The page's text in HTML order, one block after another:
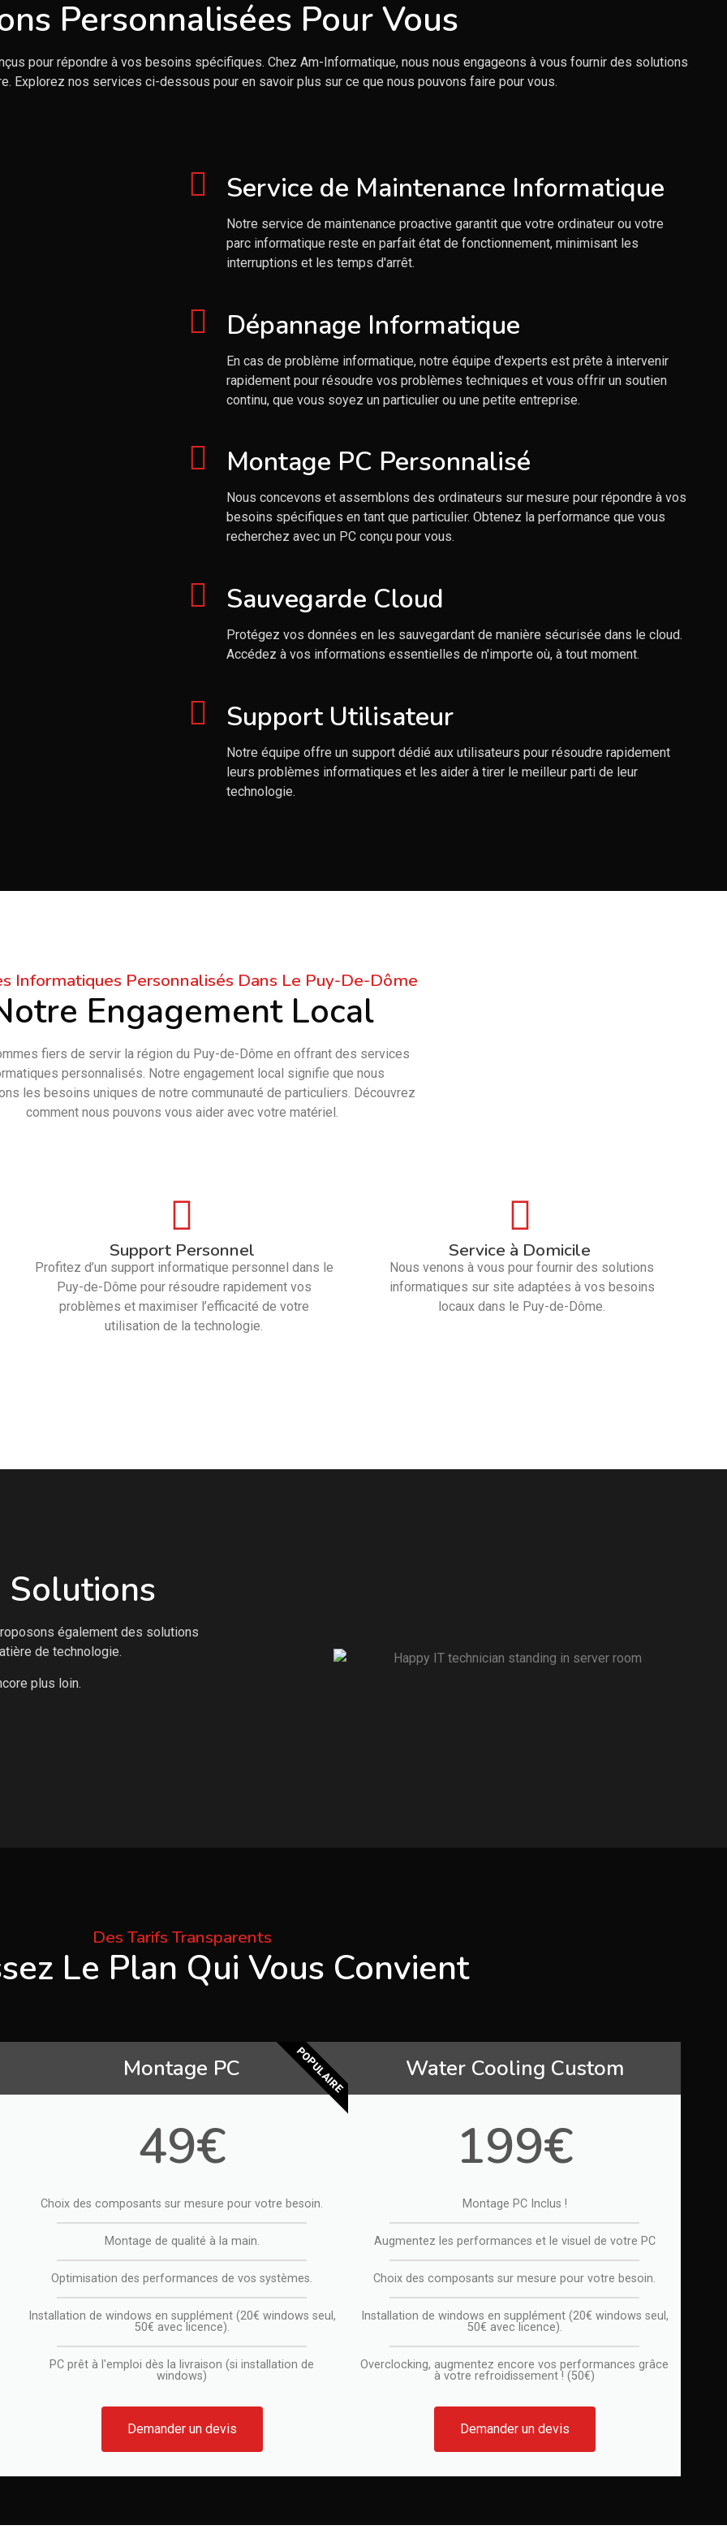
Personnalisées Pour Vous
pour répondre à vos besoins spécifiques. Chez Am-Informatique, nous nous engageons à vous fournir des solutions
Explorez nos services ci-dessous pour en savoir plus sur ce que nous pouvons faire pour vous.
Service de Maintenance Informatique
Notre service de maintenance proactive garantit que votre ordinateur ou votre
parc informatique reste en parfait état de fonctionnement, minimisant les
interruptions et les temps d'arrêt.
Dépannage Informatique
En cas de problème informatique, notre équipe d'experts est prête à intervenir
rapidement pour résoudre vos problèmes techniques et vous offrir un soutien
continu, que vous soyez un particulier ou une petite entreprise.
Montage PC Personnalisé
Nous concevons et assemblons des ordinateurs sur mesure pour répondre à vos
besoins spécifiques en tant que particulier. Obtenez la performance que vous
recherchez avec un PC conçu pour vous.
Sauvegarde Cloud
Protégez vos données en les sauvegardant de manière sécurisée dans le cloud.
Accédez à vos informations essentielles de n'importe où, à tout moment.
Support Utilisateur
Notre équipe offre un support dédié aux utilisateurs pour résoudre rapidement
leurs problèmes informatiques et les aider à tirer le meilleur parti de leur
technologie.
Informatiques Personnalisés Dans Le Puy-De-Dôme
Engagement Local
fiers de servir la région du Puy-de-Dôme en offrant des services
personnalisés. Notre engagement local signifie que nous
les besoins uniques de notre communauté de particuliers. Découvrez
comment nous pouvons vous aider avec votre matériel.
Support Personnel
Profitez d’un support informatique personnel dans le
Puy-de-Dôme pour résoudre rapidement vos
problèmes et maximiser l’efficacité de votre
utilisation de la technologie.
Service à Domicile
Nous venons à vous pour fournir des solutions
informatiques sur site adaptées à vos besoins
locaux dans le Puy-de-Dôme.
Solutions
également des solutions
de technologie.
plus loin.
Des Tarifs Transparents
Le Plan Qui Vous Convient
Montage PC
49€
Choix des composants sur mesure pour votre besoin.
Montage de qualité à la main.
Optimisation des performances de vos systèmes.
Installation de windows en supplément (20€ windows seul,
50€ avec licence).
PC prêt à l'emploi dès la livraison (si installation de
windows)
Demander un devis
POPULAIRE Water Cooling Custom
199€
Montage PC Inclus !
Augmentez les performances et le visuel de votre PC
Choix des composants sur mesure pour votre besoin.
Installation de windows en supplément (20€ windows seul,
50€ avec licence).
Overclocking, augmentez encore vos performances grâce
à votre refroidissement ! (50€)
Demander un devis